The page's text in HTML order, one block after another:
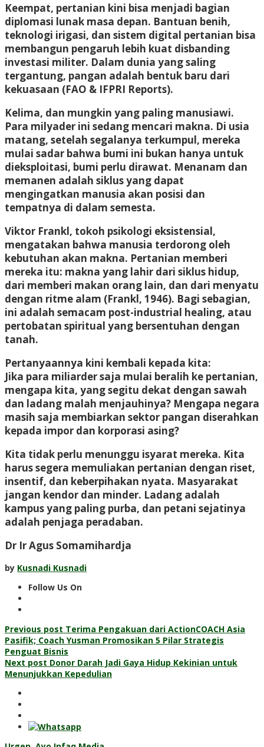
Keempat, pertanian kini bisa menjadi bagian
diplomasi lunak masa depan. Bantuan benih,
teknologi irigasi, dan sistem digital pertanian bisa
membangun pengaruh lebih kuat disbanding
investasi militer. Dalam dunia yang saling
tergantung, pangan adalah bentuk baru dari
kekuasaan (FAO & IFPRI Reports).
Kelima, dan mungkin yang paling manusiawi.
Para milyader ini sedang mencari makna. Di usia
matang, setelah segalanya terkumpul, mereka
mulai sadar bahwa bumi ini bukan hanya untuk
dieksploitasi, bumi perlu dirawat. Menanam dan
memanen adalah siklus yang dapat
mengingatkan manusia akan posisi dan
tempatnya di dalam semesta.
Viktor Frankl, tokoh psikologi eksistensial,
mengatakan bahwa manusia terdorong oleh
kebutuhan akan makna. Pertanian memberi
mereka itu: makna yang lahir dari siklus hidup,
dari memberi makan orang lain, dan dari menyatu
dengan ritme alam (Frankl, 1946). Bagi sebagian,
ini adalah semacam post-industrial healing, atau
pertobatan spiritual yang bersentuhan dengan
tanah.
Pertanyaannya kini kembali kepada kita:
Jika para miliarder saja mulai beralih ke pertanian,
mengapa kita, yang segitu dekat dengan sawah
dan ladang malah menjauhinya? Mengapa negara
masih saja membiarkan sektor pangan diserahkan
kepada impor dan korporasi asing?
Kita tidak perlu menunggu isyarat mereka. Kita
harus segera memuliakan pertanian dengan riset,
insentif, dan keberpihakan nyata. Masyarakat
jangan kendor dan minder. Ladang adalah
kampus yang paling purba, dan petani sejatinya
adalah penjaga peradaban.
Dr Ir Agus Somamihardja
by Kusnadi Kusnadi
Follow Us On
Post
navigation
Previous post Terima Pengakuan dari ActionCOACH Asia
Pasifik; Coach Yusman Promosikan 5 Pilar Strategis
Penguat Bisnis
Next post Donor Darah Jadi Gaya Hidup Kekinian untuk
Menunjukkan Kepedulian